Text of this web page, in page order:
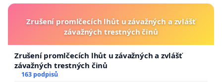
Zrušení promlčecích lhůt u závažných a zvlášť
závažných trestných činů
Zrušení promlčecích lhůt u závažných a zvlášť
závažných trestných činů
163 podpisů